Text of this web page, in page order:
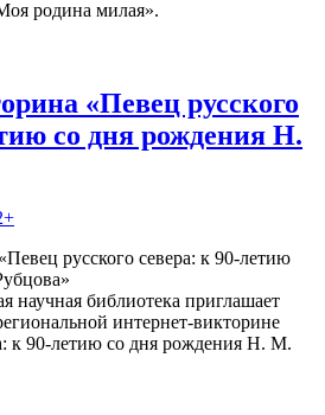
родина милая».
«Певец русского
со дня рождения Н.
научная библиотека приглашает
интернет-викторине
к 90-летию со дня рождения Н. М.